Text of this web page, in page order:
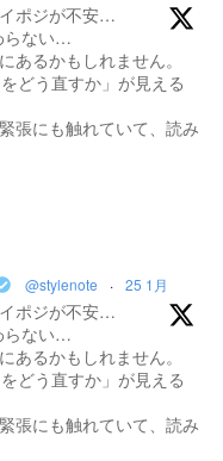
ポジが不安…
らない…
あるかもしれません。
どう直すか」が見える
張にも触れていて、読み
@stylenote · 25 1月
ポジが不安…
らない…
あるかもしれません。
どう直すか」が見える
張にも触れていて、読み